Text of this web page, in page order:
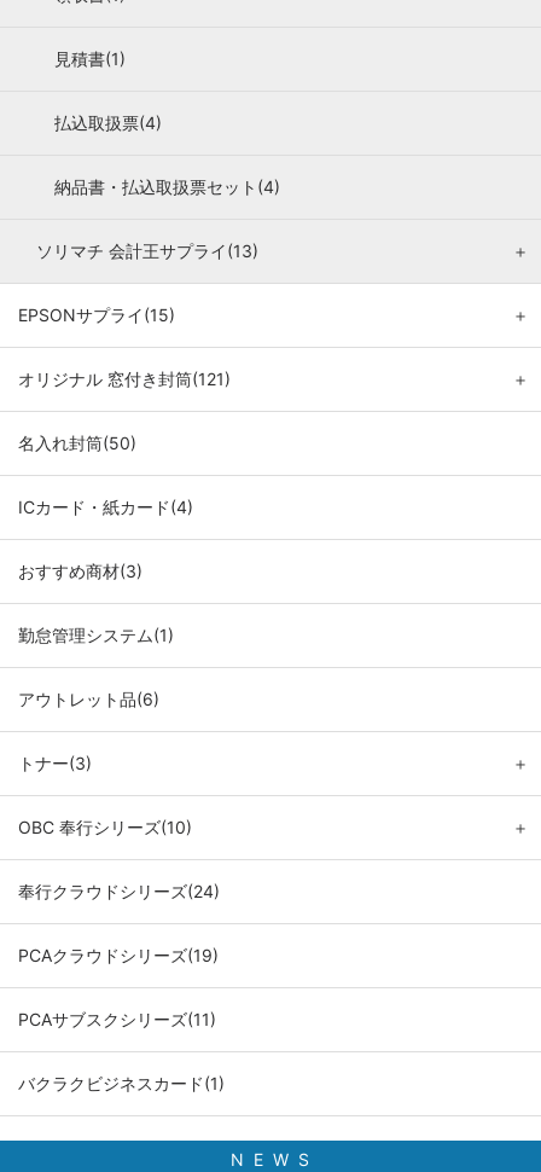
見積書(1)
払込取扱票(4)
納品書・払込取扱票セット(4)
ソリマチ 会計王サプライ(13) ＋
EPSONサプライ(15) ＋
オリジナル 窓付き封筒(121) ＋
名入れ封筒(50)
ICカード・紙カード(4)
おすすめ商材(3)
勤怠管理システム(1)
アウトレット品(6)
トナー(3) ＋
OBC 奉行シリーズ(10) ＋
奉行クラウドシリーズ(24)
PCAクラウドシリーズ(19)
PCAサブスクシリーズ(11)
バクラクビジネスカード(1)
N E W S